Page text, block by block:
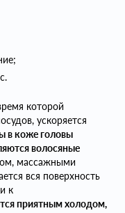
которой
ускоряется
в коже головы
волосяные
массажными
вся поверхность
к
приятным холодом,